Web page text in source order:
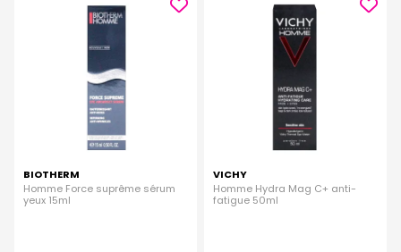
BIOTHERM
Homme Force suprême sérum
yeux 15ml
VICHY
Homme Hydra Mag C+ anti-
fatigue 50ml